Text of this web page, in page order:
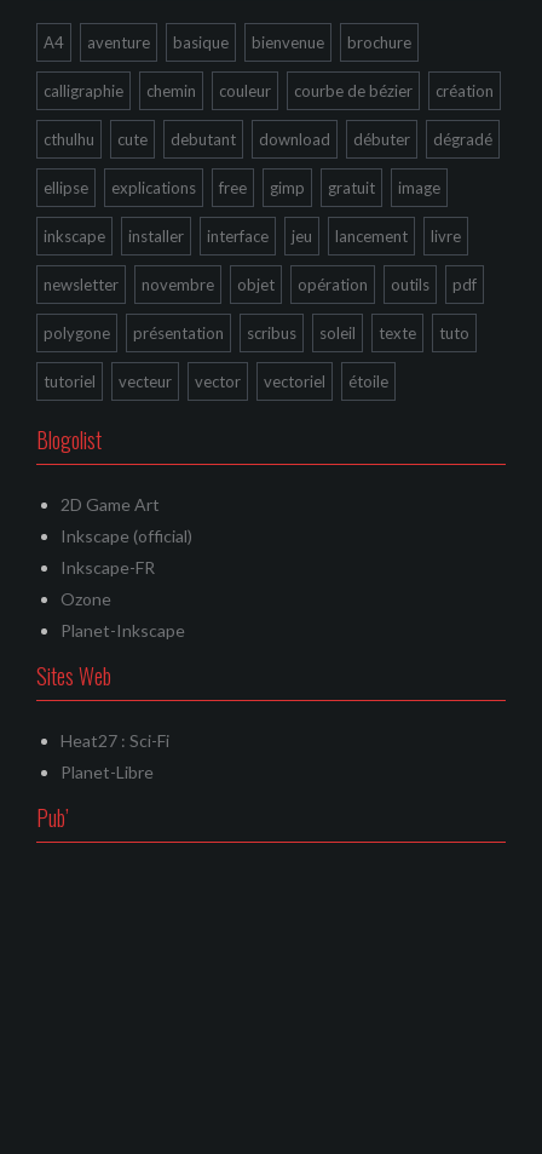
A4 aventure basique bienvenue brochure
calligraphie chemin couleur courbe de bézier création
cthulhu cute debutant download débuter dégradé
ellipse explications free gimp gratuit image
inkscape installer interface jeu lancement livre
newsletter novembre objet opération outils pdf
polygone présentation scribus soleil texte tuto
tutoriel vecteur vector vectoriel étoile
Blogolist
2D Game Art
Inkscape (official)
Inkscape-FR
Ozone
Planet-Inkscape
Sites Web
Heat27 : Sci-Fi
Planet-Libre
Pub’